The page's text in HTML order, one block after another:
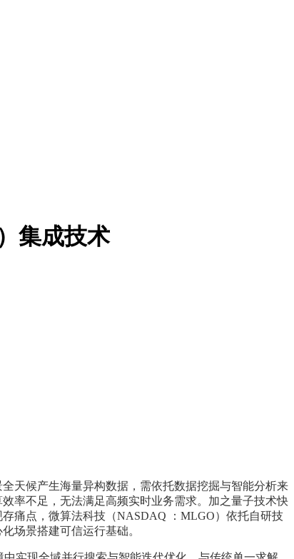
集成技术
天候产生海量异构数据，需依托数据挖掘与智能分析来
率不足，无法满足高频实时业务需求。加之量子技术快
痛点，微算法科技（NASDAQ ：MLGO）依托自研技
场景搭建可信运行基础。